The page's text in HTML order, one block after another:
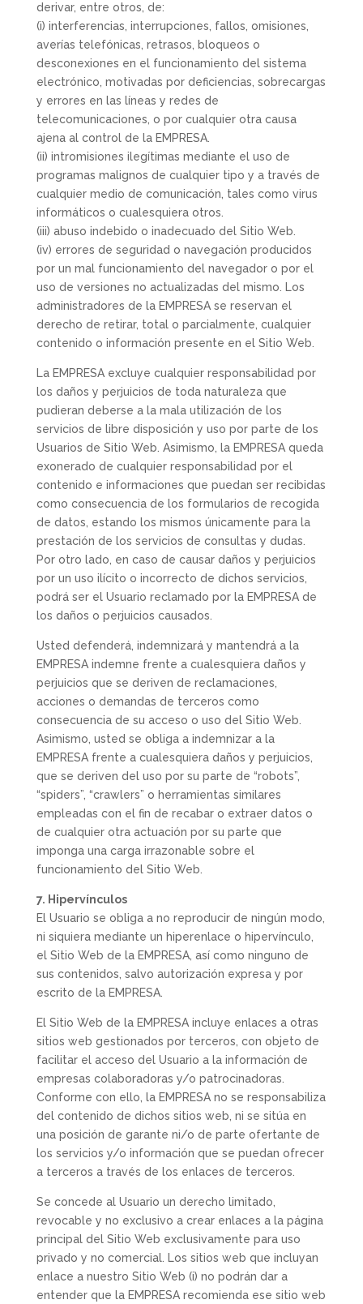
derivar, entre otros, de:
(i) interferencias, interrupciones, fallos, omisiones,
averías telefónicas, retrasos, bloqueos o
desconexiones en el funcionamiento del sistema
electrónico, motivadas por deficiencias, sobrecargas
y errores en las líneas y redes de
telecomunicaciones, o por cualquier otra causa
ajena al control de la EMPRESA.
(ii) intromisiones ilegítimas mediante el uso de
programas malignos de cualquier tipo y a través de
cualquier medio de comunicación, tales como virus
informáticos o cualesquiera otros.
(iii) abuso indebido o inadecuado del Sitio Web.
(iv) errores de seguridad o navegación producidos
por un mal funcionamiento del navegador o por el
uso de versiones no actualizadas del mismo. Los
administradores de la EMPRESA se reservan el
derecho de retirar, total o parcialmente, cualquier
contenido o información presente en el Sitio Web.
La EMPRESA excluye cualquier responsabilidad por
los daños y perjuicios de toda naturaleza que
pudieran deberse a la mala utilización de los
servicios de libre disposición y uso por parte de los
Usuarios de Sitio Web. Asimismo, la EMPRESA queda
exonerado de cualquier responsabilidad por el
contenido e informaciones que puedan ser recibidas
como consecuencia de los formularios de recogida
de datos, estando los mismos únicamente para la
prestación de los servicios de consultas y dudas.
Por otro lado, en caso de causar daños y perjuicios
por un uso ilícito o incorrecto de dichos servicios,
podrá ser el Usuario reclamado por la EMPRESA de
los daños o perjuicios causados.
Usted defenderá, indemnizará y mantendrá a la
EMPRESA indemne frente a cualesquiera daños y
perjuicios que se deriven de reclamaciones,
acciones o demandas de terceros como
consecuencia de su acceso o uso del Sitio Web.
Asimismo, usted se obliga a indemnizar a la
EMPRESA frente a cualesquiera daños y perjuicios,
que se deriven del uso por su parte de “robots”,
“spiders”, “crawlers” o herramientas similares
empleadas con el fin de recabar o extraer datos o
de cualquier otra actuación por su parte que
imponga una carga irrazonable sobre el
funcionamiento del Sitio Web.
7. Hipervínculos
El Usuario se obliga a no reproducir de ningún modo,
ni siquiera mediante un hiperenlace o hipervínculo,
el Sitio Web de la EMPRESA, así como ninguno de
sus contenidos, salvo autorización expresa y por
escrito de la EMPRESA.
El Sitio Web de la EMPRESA incluye enlaces a otras
sitios web gestionados por terceros, con objeto de
facilitar el acceso del Usuario a la información de
empresas colaboradoras y/o patrocinadoras.
Conforme con ello, la EMPRESA no se responsabiliza
del contenido de dichos sitios web, ni se sitúa en
una posición de garante ni/o de parte ofertante de
los servicios y/o información que se puedan ofrecer
a terceros a través de los enlaces de terceros.
Se concede al Usuario un derecho limitado,
revocable y no exclusivo a crear enlaces a la página
principal del Sitio Web exclusivamente para uso
privado y no comercial. Los sitios web que incluyan
enlace a nuestro Sitio Web (i) no podrán dar a
entender que la EMPRESA recomienda ese sitio web